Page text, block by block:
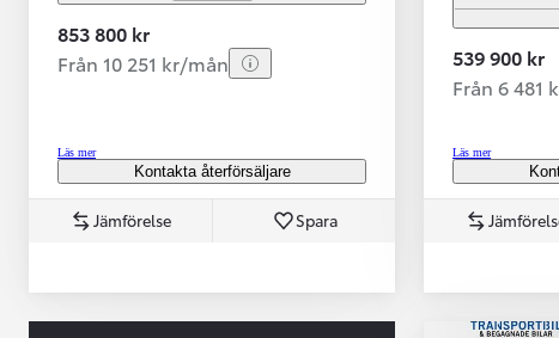
HYBRID
853 800 kr
Från 10 251 kr/mån
Läs mer
Kontakta återförsäljare
Jämförelse Spara
539 900 kr
Från 6 481
Läs mer